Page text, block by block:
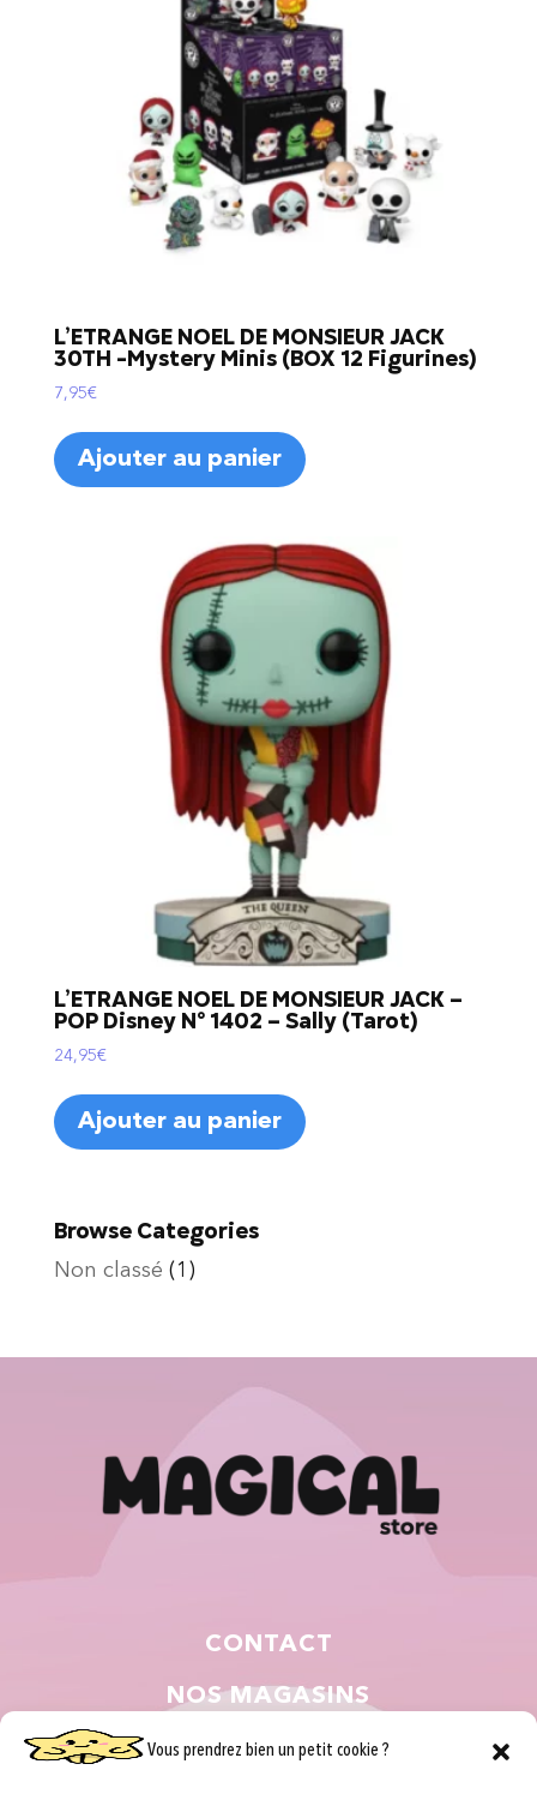
Vous prendrez bien un petit cookie ?
L’ETRANGE NOEL DE MONSIEUR JACK
30TH -Mystery Minis (BOX 12 Figurines)
7,95€
Ajouter au panier
L’ETRANGE NOEL DE MONSIEUR JACK –
POP Disney N° 1402 – Sally (Tarot)
24,95€
Ajouter au panier
Browse Categories
Non classé (1)
CONTACT
NOS MAGASINS
QUI SOMMES NOUS ?